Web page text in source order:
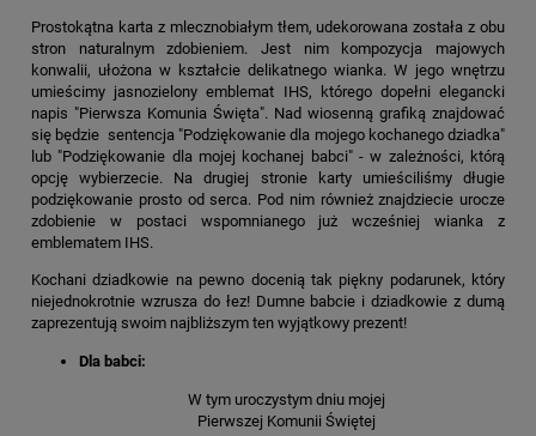
Prostokątna karta z mlecznobiałym tłem, udekorowana została z obu
stron naturalnym zdobieniem. Jest nim kompozycja majowych
konwalii, ułożona w kształcie delikatnego wianka. W jego wnętrzu
umieścimy jasnozielony emblemat IHS, którego dopełni elegancki
napis "Pierwsza Komunia Święta". Nad wiosenną grafiką znajdować
się będzie sentencja "Podziękowanie dla mojego kochanego dziadka"
lub "Podziękowanie dla mojej kochanej babci" - w zależności, którą
opcję wybierzecie. Na drugiej stronie karty umieściliśmy długie
podziękowanie prosto od serca. Pod nim również znajdziecie urocze
zdobienie w postaci wspomnianego już wcześniej wianka z
emblematem IHS.
Kochani dziadkowie na pewno docenią tak piękny podarunek, który
niejednokrotnie wzrusza do łez! Dumne babcie i dziadkowie z dumą
zaprezentują swoim najbliższym ten wyjątkowy prezent!
Dla babci:
W tym uroczystym dniu mojej
Pierwszej Komunii Świętej